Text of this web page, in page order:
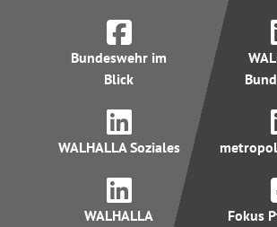
Bundeswehr im
Blick
WALHALLA Soziales
WALHALLA
Fokus